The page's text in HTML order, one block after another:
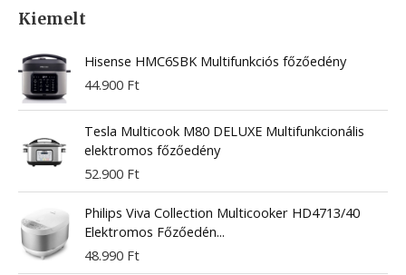
Kiemelt
Hisense HMC6SBK Multifunkciós főzőedény
44.900 Ft
Tesla Multicook M80 DELUXE Multifunkcionális
elektromos főzőedény
52.900 Ft
Philips Viva Collection Multicooker HD4713/40
Elektromos Főzőedén...
48.990 Ft